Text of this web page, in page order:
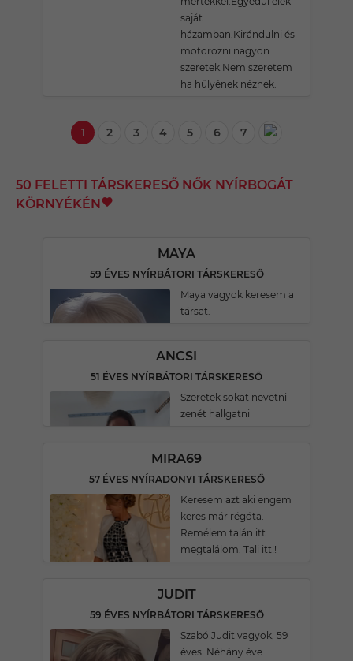
saját
házamban.Kirándulni és
motorozni nagyon
szeretek.Nem szeretem
ha hülyének néznek.
1 2 3 4 5 6 7
50 FELETTI TÁRSKERESŐ NŐK NYÍRBOGÁT
KÖRNYÉKÉN
MAYA
59 ÉVES NYÍRBÁTORI TÁRSKERESŐ
Maya vagyok keresem a
társat.
ANCSI
51 ÉVES NYÍRBÁTORI TÁRSKERESŐ
Szeretek sokat nevetni
zenét hallgatni
MIRA69
57 ÉVES NYÍRADONYI TÁRSKERESŐ
Keresem azt aki engem
keres már régóta.
Remélem talán itt
megtalálom. Tali itt!!
JUDIT
59 ÉVES NYÍRBÁTORI TÁRSKERESŐ
Szabó Judit vagyok, 59
éves. Néhány éve